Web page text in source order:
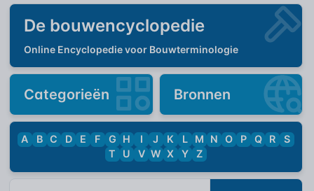
De bouwencyclopedie
Online Encyclopedie voor Bouwterminologie
Categorieën Bronnen
A B C D E F G H I J K L M N O P Q R
S
T
U V W X Y Z